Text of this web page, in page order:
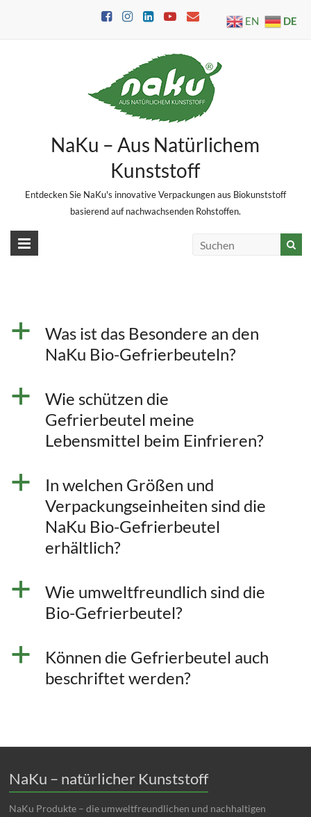
NaKu – Aus Natürlichem
Kunststoff
Entdecken Sie NaKu's innovative Verpackungen aus Biokunststoff
basierend auf nachwachsenden Rohstoffen.
a
Was ist das Besondere an den
NaKu Bio-Gefrierbeuteln?
a
Wie schützen die
Gefrierbeutel meine
Lebensmittel beim Einfrieren?
a
In welchen Größen und
Verpackungseinheiten sind die
NaKu Bio-Gefrierbeutel
erhältlich?
a
Wie umweltfreundlich sind die
Bio-Gefrierbeutel?
a
Können die Gefrierbeutel auch
beschriftet werden?
NaKu – natürlicher Kunststoff
NaKu Produkte – die umweltfreundlichen und nachhaltigen
EN DE